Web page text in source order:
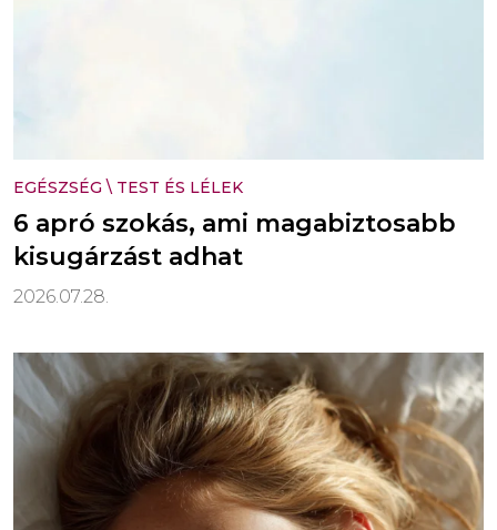
EGÉSZSÉG \ TEST ÉS LÉLEK
6 apró szokás, ami magabiztosabb
kisugárzást adhat
2026.07.28.